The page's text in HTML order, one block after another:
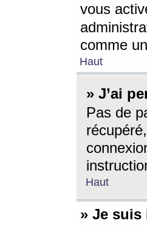
vous
comme
Haut
» J’ai
Pas de
Haut
» Je suis